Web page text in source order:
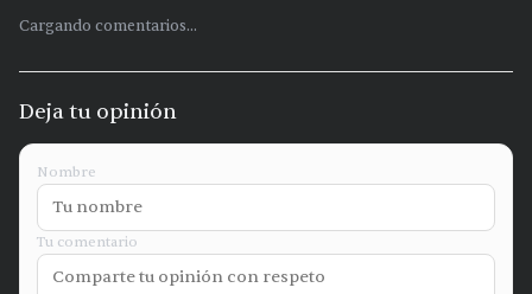
Cargando comentarios...
Deja tu opinión
Nombre
Tu comentario